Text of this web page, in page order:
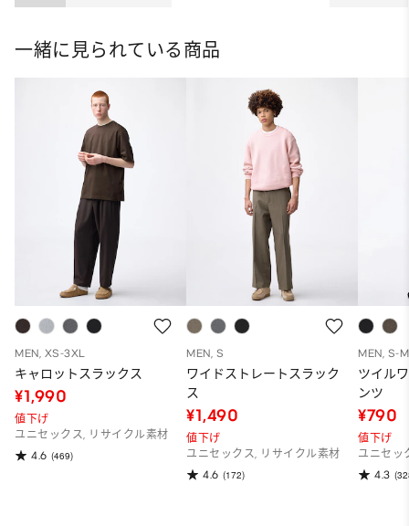
ト
一緒に見られている商品
MEN, XS-3XL
キャロットスラックス
¥1,990
値下げ
ユニセックス, リサイクル素材
4.6 (469)
MEN, S
ワイドストレートスラック
ス
¥1,490
値下げ
ユニセックス, リサイクル素材
4.6 (172)
MEN, S-M
ツイル
ンツ
¥790
値下げ
ユニセッ
4.3